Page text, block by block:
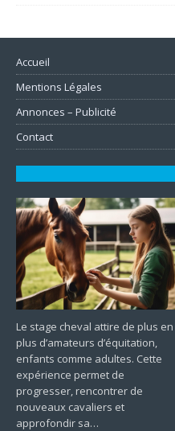
Accueil
Mentions Légales
Annonces – Publicité
Contact
Le stage cheval attire de plus en
plus d’amateurs d’équitation,
enfants comme adultes. Cette
expérience permet de
progresser, rencontrer de
nouveaux cavaliers et
approfondir sa…